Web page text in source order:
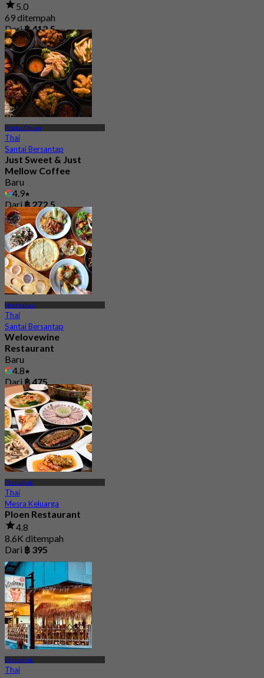
5.0
69 ditempah
Dari฿ 412.5
Pracha Chuen
Thai
Santai Bersantap
Just Sweet & Just
Mellow Coffee
Baru
4.9
Dari฿ 272.5
Nonthaburi
Thai
Santai Bersantap
Welovewine
Restaurant
Baru
4.8
Dari฿ 475
Chatuchak
Thai
Mesra Keluarga
Ploen Restaurant
4.8
8.6K ditempah
Dari ฿ 395
Chatuchak
Thai